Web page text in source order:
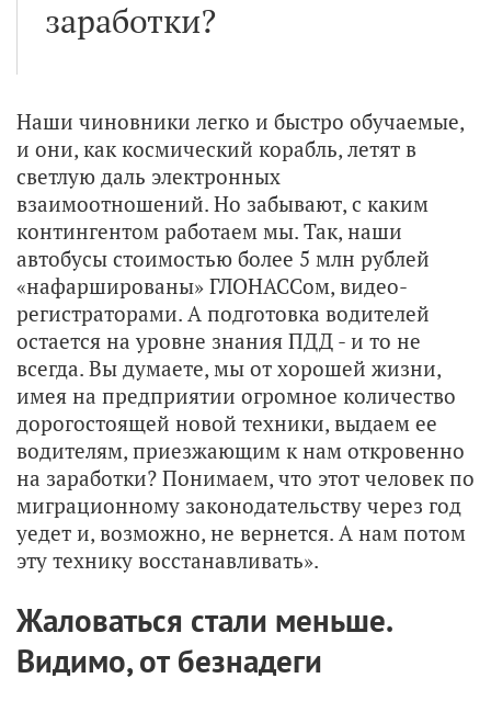
заработки?
Наши чиновники легко и быстро обучаемые,
и они, как космический корабль, летят в
светлую даль электронных
взаимоотношений. Но забывают, с каким
контингентом работаем мы. Так, наши
автобусы стоимостью более 5 млн рублей
«нафаршированы» ГЛОНАССом, видео-
регистраторами. А подготовка водителей
остается на уровне знания ПДД - и то не
всегда. Вы думаете, мы от хорошей жизни,
имея на предприятии огромное количество
дорогостоящей новой техники, выдаем ее
водителям, приезжающим к нам откровенно
на заработки? Понимаем, что этот человек по
миграционному законодательству через год
уедет и, возможно, не вернется. А нам потом
эту технику восстанавливать».
Жаловаться стали меньше.
Видимо, от безнадеги